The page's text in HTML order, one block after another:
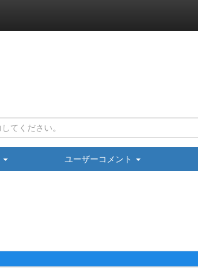
ユーザーコメント